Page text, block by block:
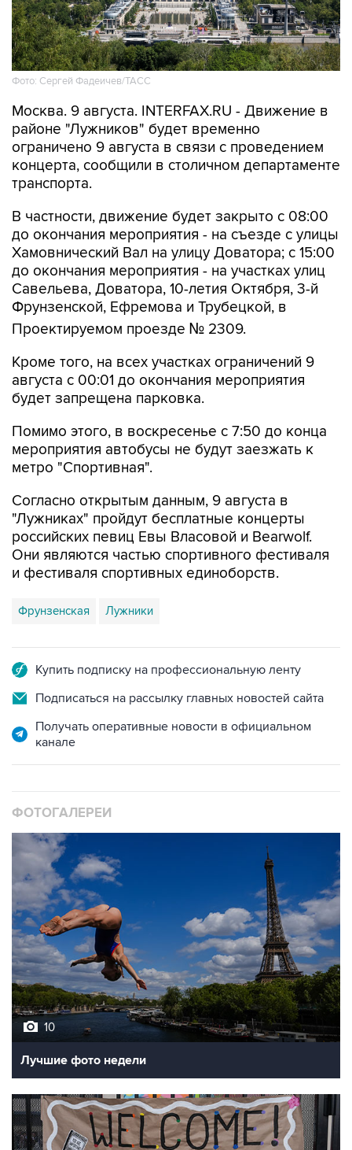
Фото: Сергей Фадеичев/ТАСС
Москва. 9 августа. INTERFAX.RU - Движение в
ограничено 9 августа в связи с проведением
концерта, сообщили в столичном департаменте
транспорта.
В частности, движение будет закрыто с 08:00
Хамовнический Вал на улицу Доватора; с 15:00
до окончания мероприятия - на участках улиц
Савельева, Доватора, 10-летия Октября, 3-й
Фрунзенской, Ефремова и Трубецкой, в
Проектируемом проезде № 2309.
Кроме того, на всех участках ограничений 9
будет запрещена парковка.
Помимо этого, в воскресенье с 7:50 до конца
метро "Спортивная".
Согласно открытым данным, 9 августа в
российских певиц Евы Власовой и Bearwolf.
Они являются частью спортивного фестиваля
и фестиваля спортивных единоборств.
Фрунзенская Лужники
Подписаться на рассылку главных новостей сайта
Получать оперативные новости в официальном
10
Лучшие фото недели